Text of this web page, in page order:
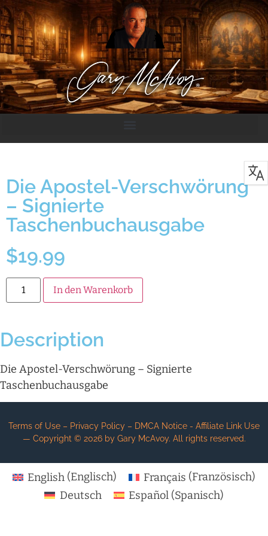
Die Apostel-Verschwörung
– Signierte
Taschenbuchausgabe
$19.99
In den Warenkorb
Description
Die Apostel-Verschwörung – Signierte
Taschenbuchausgabe
Terms of Use – Privacy Policy – DMCA Notice - Affiliate Link Use
— Copyright © 2026by Gary McAvoy. All rights reserved.
English (Englisch) Français (Französisch)
Deutsch
Español(Spanisch)